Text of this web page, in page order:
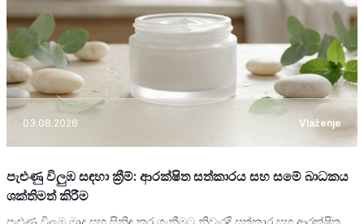
03.08.2026 Vlaženje
පැළුණු විලුඹ සඳහා ක්‍රීම්: ආරක්ෂිත සත්කාරය සහ සමේ බාධකය
ශක්තිමත් කිරීම